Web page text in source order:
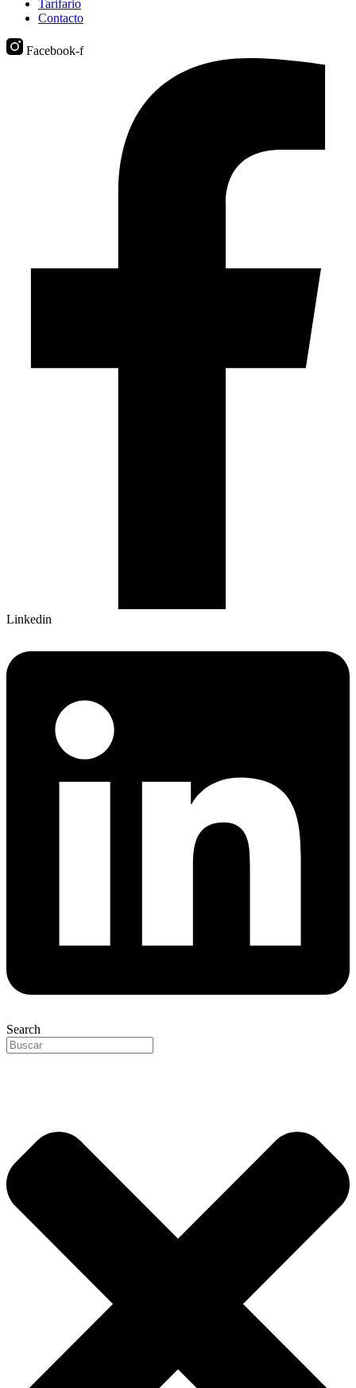
Tarifario
Contacto
Facebook-f
Linkedin
Search